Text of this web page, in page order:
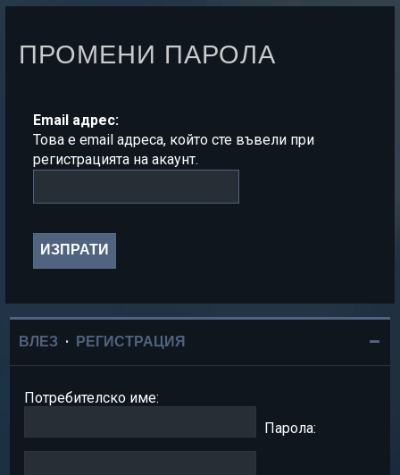
ПРОМЕНИ ПАРОЛА
Email адрес:
Това е email адреса, който сте въвели при
регистрацията на акаунт.
ВЛЕЗ • РЕГИСТРАЦИЯ
Потребителско име:
Парола: